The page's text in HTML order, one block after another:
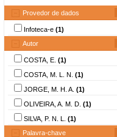
Provedor de dados
Infoteca-e (1)
Autor
COSTA, E. (1)
COSTA, M. L. N. (1)
JORGE, M. H. A. (1)
OLIVEIRA, A. M. D. (1)
SILVA, P. N. L. (1)
Palavra-chave